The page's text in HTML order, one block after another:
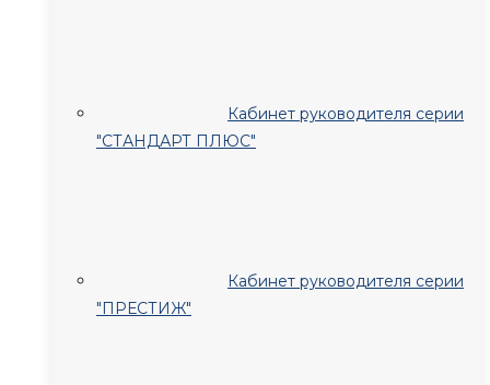
Кабинет руководителя серии
"СТАНДАРТ ПЛЮС"
Кабинет руководителя серии
"ПРЕСТИЖ"